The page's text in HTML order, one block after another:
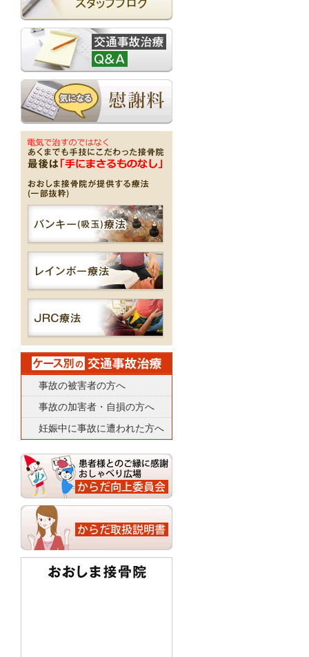
事故の被害者の方へ
事故の加害者・自損の方へ
妊娠中に事故に遭われた方へ